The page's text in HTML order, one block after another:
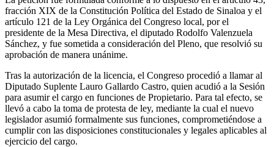
fracción XIX de la Constitución Política del Estado de Sinaloa y el
artículo 121 de la Ley Orgánica del Congreso local, por el
presidente de la Mesa Directiva, el diputado Rodolfo Valenzuela
Sánchez, y fue sometida a consideración del Pleno, que resolvió su
aprobación de manera unánime.
Tras la autorización de la licencia, el Congreso procedió a llamar al
Diputado Suplente Lauro Gallardo Castro, quien acudió a la Sesión
para asumir el cargo en funciones de Propietario. Para tal efecto, se
llevó a cabo la toma de protesta de ley, mediante la cual el nuevo
legislador asumió formalmente sus funciones, comprometiéndose a
cumplir con las disposiciones constitucionales y legales aplicables al
ejercicio del cargo.